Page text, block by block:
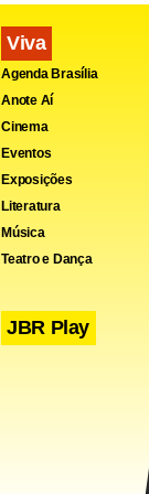
também por
Viva
Agenda Brasília
Anote Aí
Cinema
Eventos
Exposições
Literatura
Música
Teatro e Dança
JBR Play